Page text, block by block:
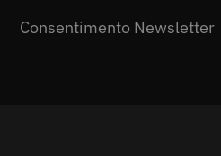
Consentimento Newsletter